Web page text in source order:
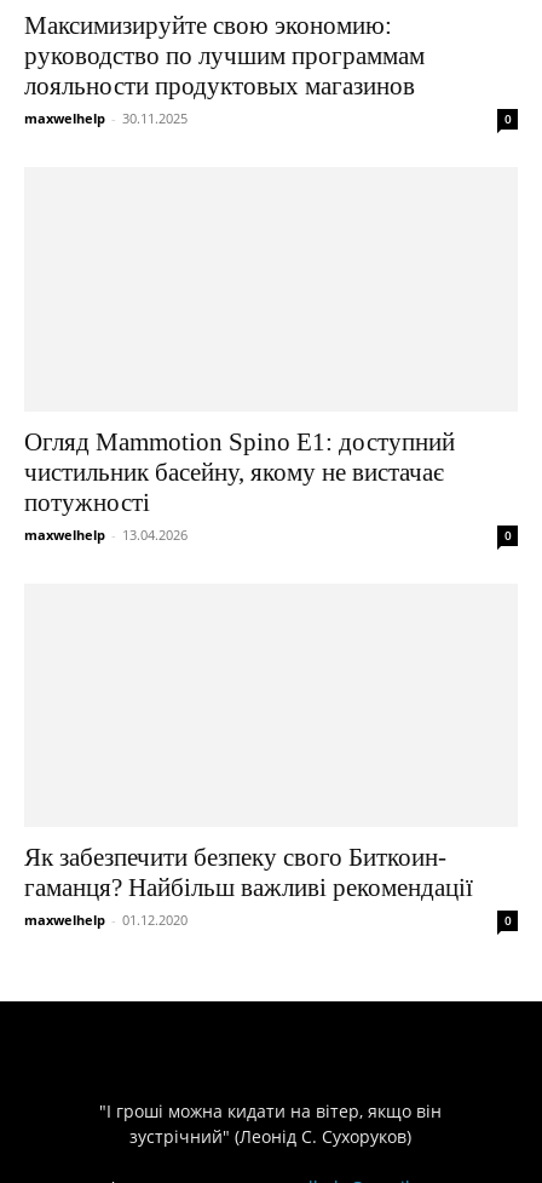
Максимизируйте свою экономию:
руководство по лучшим программам
лояльности продуктовых магазинов
maxwelhelp - 30.11.2025 0
Огляд Mammotion Spino E1: доступний
чистильник басейну, якому не вистачає
потужності
maxwelhelp - 13.04.2026 0
Як забезпечити безпеку свого Биткоин-
гаманця? Найбільш важливі рекомендації
maxwelhelp - 01.12.2020 0
"І гроші можна кидати на вітер, якщо він
зустрічний" (Леонід С. Сухоруков)